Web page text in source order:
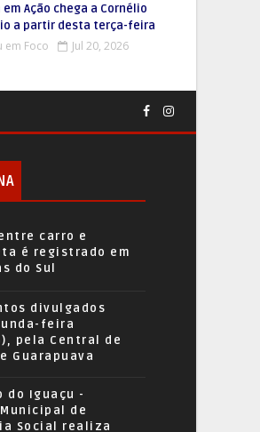
em Ação chega a Cornélio
a partir desta terça-feira
em Foco Jul 20, 2026
carro e
é registrado em
do Sul
divulgados
feira
pela Central de
Guarapuava
do Iguaçu -
de
Social realiza